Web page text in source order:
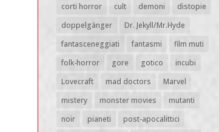
corti horror
cult demoni
distopie
doppelgänger
Dr. Jekyll/Mr.Hyde
fantasceneggiati
fantasmi
film muti
folk-horror
gore gotico
incubi
Lovecraft
mad doctors
Marvel
mistery
monster movies
mutanti
noir
pianeti
post-apocalittici